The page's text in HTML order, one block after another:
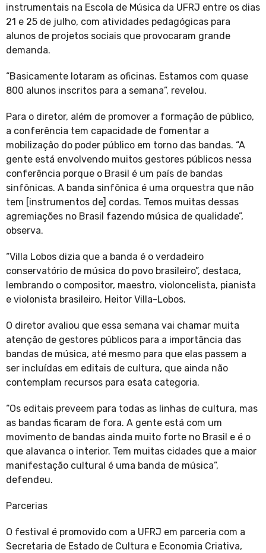
instrumentais na Escola de Música da UFRJ entre os dias
21 e 25 de julho, com atividades pedagógicas para
alunos de projetos sociais que provocaram grande
demanda.
“Basicamente lotaram as oficinas. Estamos com quase
800 alunos inscritos para a semana”, revelou.
Para o diretor, além de promover a formação de público,
a conferência tem capacidade de fomentar a
mobilização do poder público em torno das bandas. “A
gente está envolvendo muitos gestores públicos nessa
conferência porque o Brasil é um país de bandas
sinfônicas. A banda sinfônica é uma orquestra que não
tem [instrumentos de] cordas. Temos muitas dessas
agremiações no Brasil fazendo música de qualidade”,
observa.
“Villa Lobos dizia que a banda é o verdadeiro
conservatório de música do povo brasileiro”, destaca,
lembrando o compositor, maestro, violoncelista, pianista
e violonista brasileiro, Heitor Villa-Lobos.
O diretor avaliou que essa semana vai chamar muita
atenção de gestores públicos para a importância das
bandas de música, até mesmo para que elas passem a
ser incluídas em editais de cultura, que ainda não
contemplam recursos para esata categoria.
“Os editais preveem para todas as linhas de cultura, mas
as bandas ficaram de fora. A gente está com um
movimento de bandas ainda muito forte no Brasil e é o
que alavanca o interior. Tem muitas cidades que a maior
manifestação cultural é uma banda de música”,
defendeu.
Parcerias
O festival é promovido com a UFRJ em parceria com a
Secretaria de Estado de Cultura e Economia Criativa,